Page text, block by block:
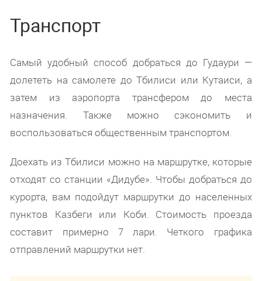
Транспорт
Самый удобный способ добраться до Гудаури —
долететь на самолете до Тбилиси или Кутаиси, а
затем из аэропорта трансфером до места
назначения. Также можно сэкономить и
воспользоваться общественным транспортом.
Доехать из Тбилиси можно на маршрутке, которые
отходят со станции «Дидубе». Чтобы добраться до
курорта, вам подойдут маршрутки до населенных
пунктов Казбеги или Коби. Стоимость проезда
составит примерно 7 лари. Четкого графика
отправлений маршрутки нет.